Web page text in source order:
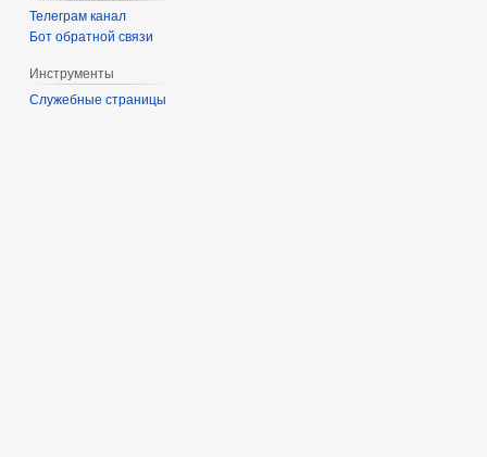
Телеграм канал
Бот обратной связи
Инструменты
Служебные страницы